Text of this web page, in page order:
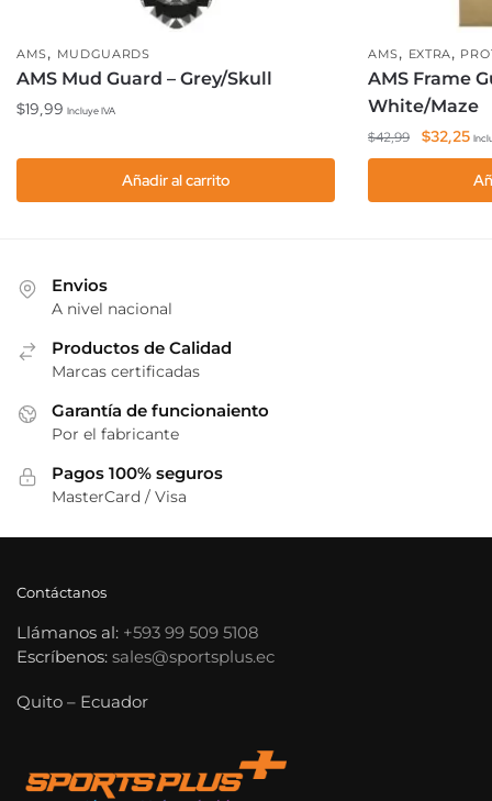
AMS, MUDGUARDS
AMS Mud Guard – Grey/Skull
$19,99 Incluye IVA
Añadir al carrito
AMS, EXTRA,
AMS Frame
White/Maze
$42,99
El
precio
era:
$32,25El
es:
Envios
A nivel nacional
Productos de Calidad
Marcas certificadas
Garantía de funcionaiento
Por el fabricante
Pagos 100% seguros
MasterCard / Visa
Contáctanos
Llámanos al: +593 99 509 5108
Escríbenos: sales@sportsplus.ec
Quito – Ecuador